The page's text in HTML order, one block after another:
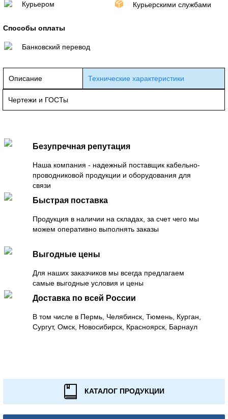
Курьером Курьерскими службами
Способы оплаты
Банковский перевод
Описание Технические характеристики
Чертежи и ГОСТы
Безупречная репутация
Наша компания - надежный поставщик кабельно-
проводниковой продукции и оборудования для
связи
Быстрая поставка
Продукция в наличии на складах, за счет чего мы
можем оперативно выполнять заказы
Выгодные цены
Для наших заказчиков мы всегда предлагаем
самые выгодные условия и цены
Доставка по всей России
В том числе в Пермь, Челябинск, Тюмень, Курган,
Сургут, Омск, Новосибирск, Красноярск, Барнаул
КАТАЛОГ ПРОДУКЦИИ